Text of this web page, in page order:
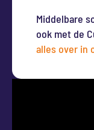
Middelbare
ook met de
alles over in